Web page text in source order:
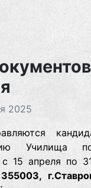
2025
Училища
15 апреля по
355003,